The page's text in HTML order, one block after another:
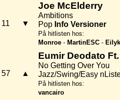
11 ▼
Joe McElderry
Ambitions
Pop Info Versioner
På hitlisten hos:
Monroe - MartinESC - Eilyk
57 ▲
Eumir Deodato
No Getting Over You
Jazz/Swing/Easy
På hitlisten hos:
vancairo